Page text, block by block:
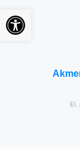
El.
Open toolbar